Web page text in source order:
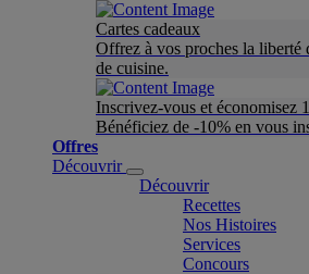
Cartes cadeaux
Offrez à vos proches la liberté
de cuisine.
Inscrivez-vous et économisez
Bénéficiez de -10% en vous
Offres
Découvrir
Découvrir
Recettes
Nos Histoires
Services
Concours